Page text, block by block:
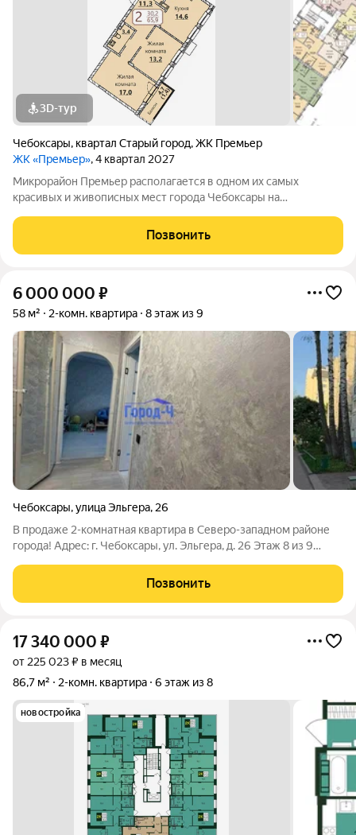
3D-тур
Чебоксары, квартал Старый город,ЖК Премьер
ЖК «Премьер», 4 квартал 2027
Микрорайон Премьер располагается в одном их самых
красивых и живописных мест города Чебоксары на
тот факт, что МКР Премьер находится не на шумной улице с
оживленным движением, а в уютном тихом
Позвонить
6 000 000 ₽
58 м² 2-комн. квартира 8 этаж из 9
Чебоксары,улица Эльгера, 26
В продаже 2-комнатная квартира в Северо-западном районе
города! Адрес: г. Чебоксары, ул. Эльгера, д. 26 Этаж 8 из 9
подъезде. В квартире сделан косметический ремонт
Идеальное расположение квартиры:
Позвонить
17 340 000 ₽
от 225 023 ₽ в месяц
86,7 м²
2-комн. квартира 6 этаж из 8
новостройка